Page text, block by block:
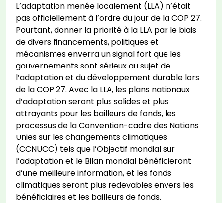
L’adaptation menée localement (LLA) n’était
pas officiellement à l’ordre du jour de la COP 27.
Pourtant, donner la priorité à la LLA par le biais
de divers financements, politiques et
mécanismes enverra un signal fort que les
gouvernements sont sérieux au sujet de
l’adaptation et du développement durable lors
de la COP 27. Avec la LLA, les plans nationaux
d’adaptation seront plus solides et plus
attrayants pour les bailleurs de fonds, les
processus de la Convention-cadre des Nations
Unies sur les changements climatiques
(CCNUCC) tels que l’Objectif mondial sur
l’adaptation et le Bilan mondial bénéficieront
d’une meilleure information, et les fonds
climatiques seront plus redevables envers les
bénéficiaires et les bailleurs de fonds.